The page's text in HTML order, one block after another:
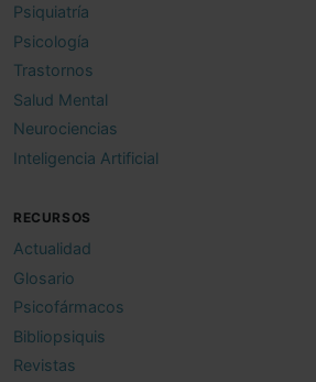
Psiquiatría
Psicología
Trastornos
Salud Mental
Neurociencias
Inteligencia Artificial
RECURSOS
Actualidad
Glosario
Psicofármacos
Bibliopsiquis
Revistas